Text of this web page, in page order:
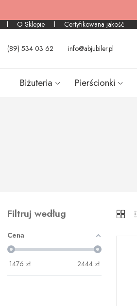
O Sklepie
Certyfikowana jakość
(89) 534 03 62 info@abjubiler.pl
Biżuteria Pierścionki
Filtruj według
Cena
1476 zł 2444 zł